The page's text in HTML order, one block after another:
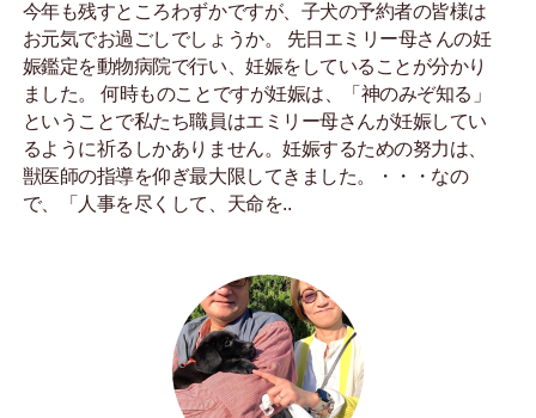
今年も残すところわずかですが、子犬の予約者の皆様は
お元気でお過ごしでしょうか。 先日エミリー母さんの妊
娠鑑定を動物病院で行い、妊娠をしていることが分かり
ました。 何時ものことですが妊娠は、「神のみぞ知る」
ということで私たち職員はエミリー母さんが妊娠してい
るように祈るしかありません。妊娠するための努力は、
獣医師の指導を仰ぎ最大限してきました。・・・なの
で、「人事を尽くして、天命を..